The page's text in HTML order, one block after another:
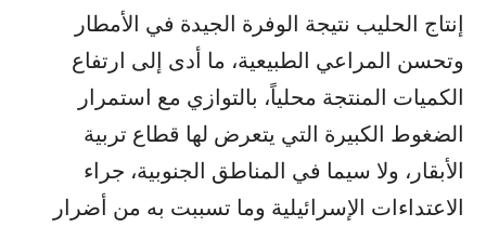
إنتاج الحليب نتيجة الوفرة الجيدة في الأمطار
وتحسن المراعي الطبيعية، ما أدى إلى ارتفاع
الكميات المنتجة محلياً، بالتوازي مع استمرار
الضغوط الكبيرة التي يتعرض لها قطاع تربية
الأبقار، ولا سيما في المناطق الجنوبية، جراء
الاعتداءات الإسرائيلية وما تسببت به من أضرار